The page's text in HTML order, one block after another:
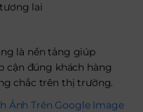
lai
là nền tảng giúp
cận đúng khách hàng
chắc trên thị trường.
Ảnh Trên Google Image